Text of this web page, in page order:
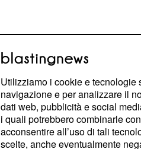
Utilizziamo i cookie e tecnologie
navigazione e per analizzare il
dati web, pubblicità e social
i quali potrebbero combinarle
acconsentire all’uso di tali
scelte, anche eventualmente